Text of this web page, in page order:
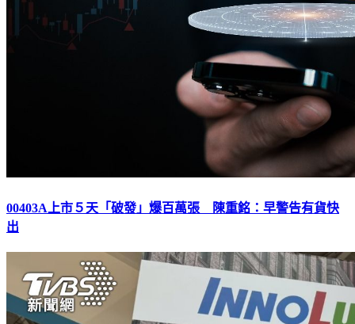
00403A上市５天「破發」爆百萬張 陳重銘：早警告有貨快